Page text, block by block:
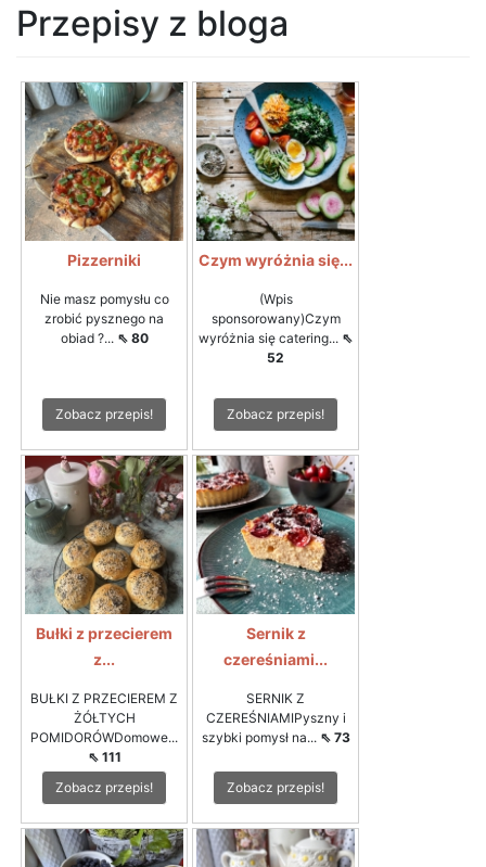
Przepisy z bloga
Pizzerniki
Nie masz pomysłu co
zrobić pysznego na
obiad ?... ⇖ 80
Zobacz przepis!
Czym wyróżnia się...
(Wpis
sponsorowany)Czym
wyróżnia się catering... ⇖
52
Zobacz przepis!
Bułki z przecierem
z...
BUŁKI Z PRZECIEREM Z
ŻÓŁTYCH
POMIDORÓWDomowe...
⇖ 111
Zobacz przepis!
Sernik z
czereśniami...
SERNIK Z
CZEREŚNIAMIPyszny i
szybki pomysł na... ⇖ 73
Zobacz przepis!